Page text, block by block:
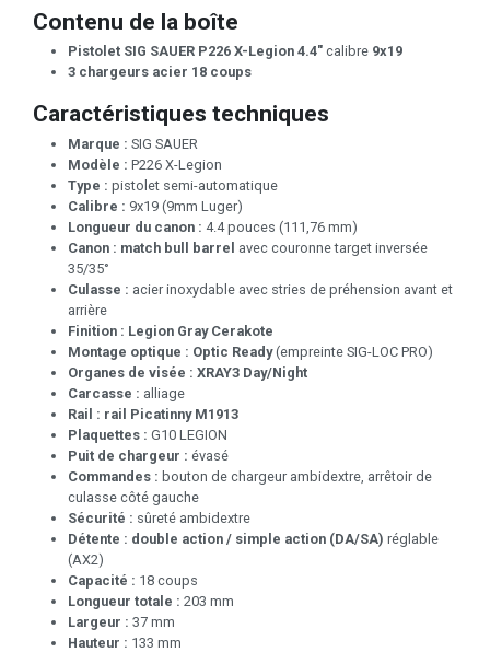
Contenu de la boîte
Pistolet SIG SAUER P226 X-Legion 4.4" calibre 9x19
3 chargeurs acier 18 coups
Caractéristiques techniques
Marque : SIG SAUER
Modèle : P226 X-Legion
Type : pistolet semi-automatique
Calibre : 9x19 (9mm Luger)
Longueur du canon : 4.4 pouces (111,76 mm)
Canon : match bull barrel avec couronne target inversée
35/35°
Culasse : acier inoxydable avec stries de préhension avant et
arrière
Finition : Legion Gray Cerakote
Montage optique : Optic Ready(empreinte SIG-LOC PRO)
Organes de visée : XRAY3 Day/Night
Carcasse : alliage
Rail : rail Picatinny M1913
Plaquettes : G10 LEGION
Puit de chargeur : évasé
Commandes : bouton de chargeur ambidextre, arrêtoir de
culasse côté gauche
Sécurité : sûreté ambidextre
Détente : double action / simple action (DA/SA) réglable
(AX2)
Capacité : 18 coups
Longueur totale : 203 mm
Largeur : 37 mm
Hauteur : 133 mm